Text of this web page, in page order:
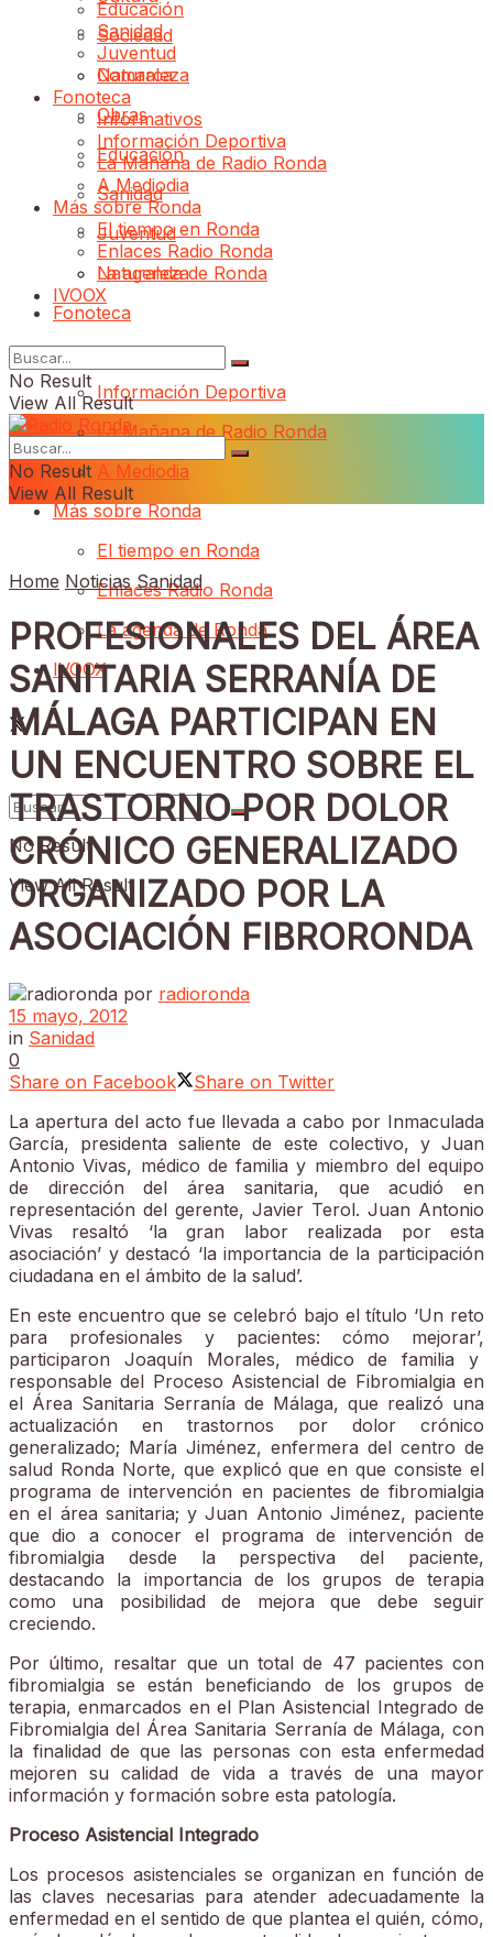
Sociedad
Comarca
Obras
Educación
Sanidad
Juventud
Naturaleza
Fonoteca
Informativos
Información Deportiva
La Mañana de Radio Ronda
A Mediodia
Más sobre Ronda
El tiempo en Ronda
Enlaces Radio Ronda
La agenda de Ronda
IVOOX
No Result
View All Result
Educación
Sanidad
Juventud
Naturaleza
Fonoteca
Informativos
Información Deportiva
La Mañana de Radio Ronda
A Mediodia
Más sobre Ronda
El tiempo en Ronda
Enlaces Radio Ronda
La agenda de Ronda
IVOOX
No Result
View All Result
No Result
View All Result
Home Noticias Sanidad
PROFESIONALES DEL ÁREA
SANITARIA SERRANÍA DE
MÁLAGA PARTICIPAN EN
UN ENCUENTRO SOBRE EL
TRASTORNO POR DOLOR
CRÓNICO GENERALIZADO
ORGANIZADO POR LA
ASOCIACIÓN FIBRORONDA
por radioronda
15 mayo, 2012
in Sanidad
0
Share on Facebook
Share on Twitter
La apertura del acto fue llevada a cabo por Inmaculada
García, presidenta saliente de este colectivo, y Juan
Antonio Vivas, médico de familia y miembro del equipo
de dirección del área sanitaria, que acudió en
representación del gerente, Javier Terol. Juan Antonio
Vivas resaltó ‘la gran labor realizada por esta
asociación’ y destacó ‘la importancia de la participación
ciudadana en el ámbito de la salud’.
En este encuentro que se celebró bajo el título ‘Un reto
para profesionales y pacientes: cómo mejorar’,
participaron Joaquín Morales, médico de familia y
responsable del Proceso Asistencial de Fibromialgia en
el Área Sanitaria Serranía de Málaga, que realizó una
actualización en trastornos por dolor crónico
generalizado; María Jiménez, enfermera del centro de
salud Ronda Norte, que explicó que en que consiste el
programa de intervención en pacientes de fibromialgia
en el área sanitaria; y Juan Antonio Jiménez, paciente
que dio a conocer el programa de intervención de
fibromialgia desde la perspectiva del paciente,
destacando la importancia de los grupos de terapia
como una posibilidad de mejora que debe seguir
creciendo.
Por último, resaltar que un total de 47 pacientes con
fibromialgia se están beneficiando de los grupos de
terapia, enmarcados en el Plan Asistencial Integrado de
Fibromialgia del Área Sanitaria Serranía de Málaga, con
la finalidad de que las personas con esta enfermedad
mejoren su calidad de vida a través de una mayor
información y formación sobre esta patología.
Proceso Asistencial Integrado
Los procesos asistenciales se organizan en función de
las claves necesarias para atender adecuadamente la
enfermedad en el sentido de que plantea el quién, cómo,